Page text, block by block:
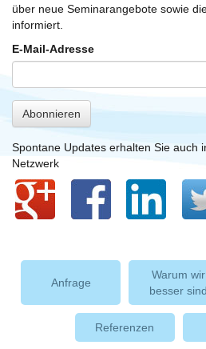
über neue Seminarangebote sowie
informiert.
E-Mail-Adresse
Abonnieren
Spontane Updates erhalten Sie auch
Netzwerk
Anfrage
Warum wir
besser sind
Referenzen